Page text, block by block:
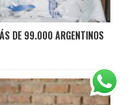
DE 99.000 ARGENTINOS